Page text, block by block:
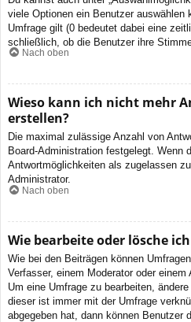
viele Optionen ein Benutzer
Umfrage gilt (0 bedeutet dabei eine
schließlich, ob die Benutzer ihre
Nach oben
Wieso kann ich nicht mehr
erstellen?
Die maximal zulässige Anzahl von
Board-Administration festgelegt. Wenn
Antwortmöglichkeiten als zugelassen
Administrator.
Nach oben
Wie bearbeite oder lösche
Wie bei den Beiträgen können
Verfasser, einem Moderator oder einem
Um eine Umfrage zu bearbeiten,
dieser ist immer mit der Umfrage
abgegeben hat, dann können Benutzer